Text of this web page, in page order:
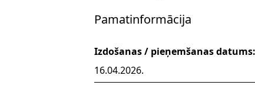
Pamatinformācija
Izdošanas / pieņemšanas datums:
16.04.2026.